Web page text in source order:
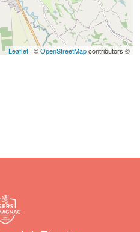
Leaflet | ©OpenStreetMapcontributors ©